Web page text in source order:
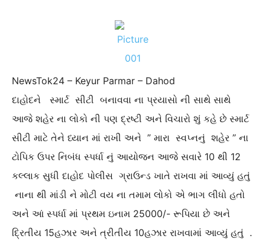
NewsTok24 – Keyur Parmar – Dahod
દાહોદને સ્માર્ટ સીટી બનાવવા ના પ્રયાસો ની સાથે સાથે
આજે શહેર ના લોકો ની પણ દ્રષ્ટી અને વિચારો શું કહે છે સ્માર્ટ
સીટી માટે તેને ધ્યાન માં રાખી અને ” મારા સ્વપ્નનું શહેર ” ના
ટોપિક ઉપર નિબંધ સ્પર્ધા નું આયોજન આજે સવારે 10 થી 12
કલ્લાક સુધી દાહોદ પોલીસ ગ્રાઉન્ડ ખાતે રાખવા માં આવ્યું હતું
નાના થી માંડી ને મોટી વય ના તમામ લોકો એ ભાગ લીધો હતો
અને આં સ્પર્ધા માં પ્રથમ ઇનામ 25000/- રૂપિયા છે અને
દ્રિતીય 15હઝાર અને ત્રીતીય 10હઝાર રાખવામાં આવ્યું હતું .